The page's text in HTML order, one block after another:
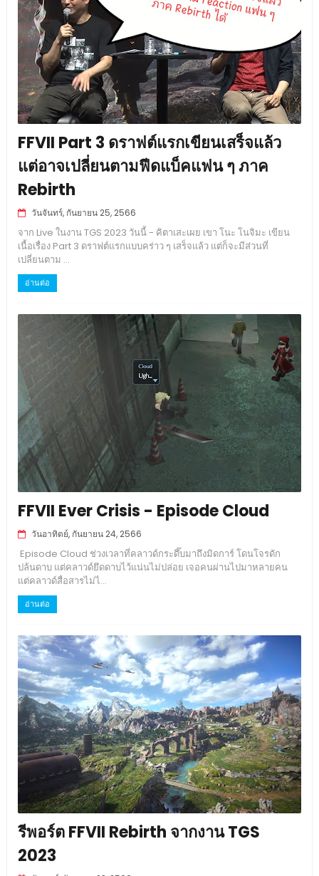
FFVII Part 3 ดราฟต์แรกเขียนเสร็จแล้ว
แต่อาจเปลี่ยนตามฟีดแบ็คแฟน ๆ ภาค
Rebirth
วันจันทร์, กันยายน 25, 2566
จาก Live ในงาน TGS 2023 วันนี้ - คิตาเสะเผย เขา โนะ โนจิมะ เขียน
เนื้อเรื่อง Part 3 ดราฟต์แรกแบบคร่าว ๆ เสร็จแล้ว แต่ก็จะมีส่วนที่
เปลี่ยนตาม ...
อ่านต่อ
FFVII Ever Crisis - Episode Cloud
วันอาทิตย์, กันยายน 24, 2566
Episode Cloud ช่วงเวลาที่คลาวด์กระดึ๊บมาถึงมิดการ์ โดนโจรดัก
ปล้นดาบ แต่คลาวด์ยึดดาบไว้แน่นไม่ปล่อย เจอคนผ่านไปมาหลายคน
แต่คลาวด์สื่อสารไม่ไ...
อ่านต่อ
รีพอร์ต FFVII Rebirth จากงาน TGS
2023